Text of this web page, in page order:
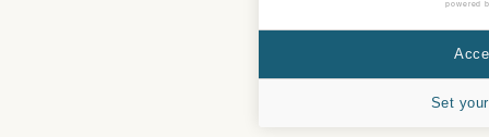
powered
Set